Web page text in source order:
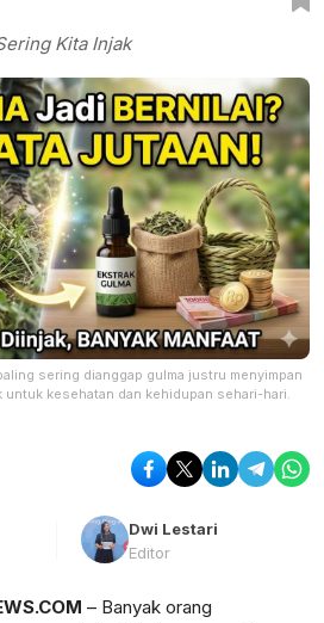
Kita Injak
sering dianggap gulma justru menyimpan
untuk kesehatan dan kehidupan sehari-hari.
Dwi Lestari
Editor
– Banyak orang